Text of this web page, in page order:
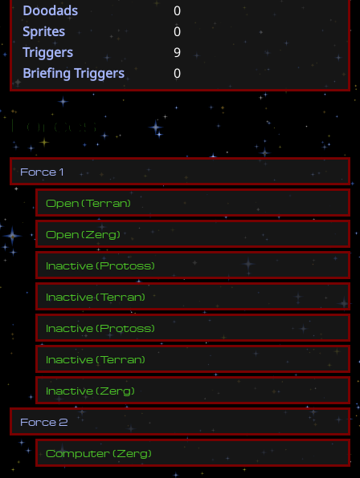
Doodads
0
Sprites
0
Triggers
9
Briefing Triggers
0
Forces
Force 1
Open(Terran)
Open(Zerg)
Inactive(Protoss)
Inactive(Terran)
Inactive(Protoss)
Inactive(Terran)
Inactive(Zerg)
Force2
Computer(Zerg)